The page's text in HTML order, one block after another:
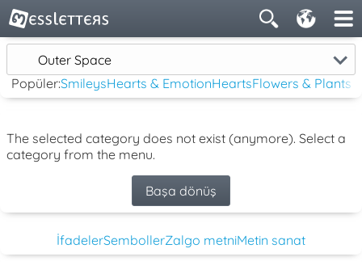
Outer Space
Popüler:SmileysHearts & EmotionHeartsFlowers & Plants
The selected category does not exist (anymore). Select a
category from the menu.
Başa dönüş
İfadelerSembollerZalgo metniMetin sanat